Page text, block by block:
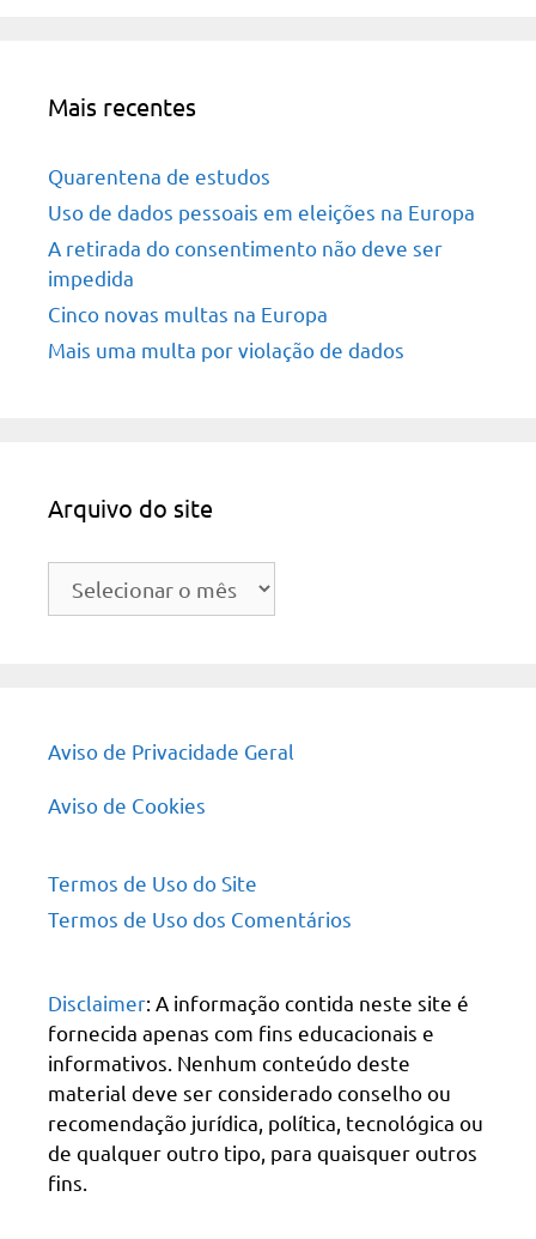
Mais recentes
Quarentena de estudos
Uso de dados pessoais em eleições na Europa
A retirada do consentimento não deve ser
impedida
Cinco novas multas na Europa
Mais uma multa por violação de dados
Arquivo do site
Arquivo
Aviso de Privacidade Geral
Aviso de Cookies
Termos de Uso do Site
Termos de Uso dos Comentários
Disclaimer: A informação contida neste site é
fornecida apenas com fins educacionais e
informativos. Nenhum conteúdo deste
material deve ser considerado conselho ou
recomendação jurídica, política, tecnológica ou
de qualquer outro tipo, para quaisquer outros
fins.